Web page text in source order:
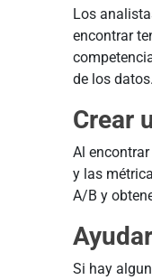
Los
encontrar
de los datos.
Crear
Al
y las
A/B y
Si hay